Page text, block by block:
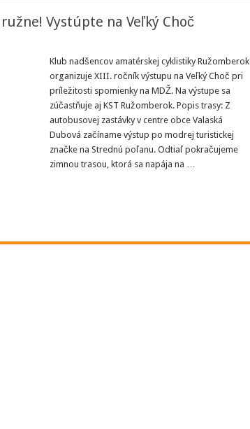
Vystúpte na Veľký Choč
Klub nadšencov amatérskej cyklistiky Ružomberok
organizuje XIII. ročník výstupu na Veľký Choč pri
príležitosti spomienky na MDŽ. Na výstupe sa
zúčastňuje aj KST Ružomberok. Popis trasy: Z
autobusovej zastávky v centre obce Valaská
Dubová začíname výstup po modrej turistickej
značke na Strednú poľanu. Odtiaľ pokračujeme
zimnou trasou, ktorá sa napája na …